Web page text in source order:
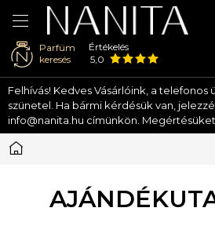
Ugrás
fő
tartalomhoz
Parfüm
keresés
Értékelés
5,0
Felhívás! Kedves Vásárlóink, a telefonos
szünetel. Ha bármi kérdésük van,
info@nanita.hu címünkön.
Kezdőlap